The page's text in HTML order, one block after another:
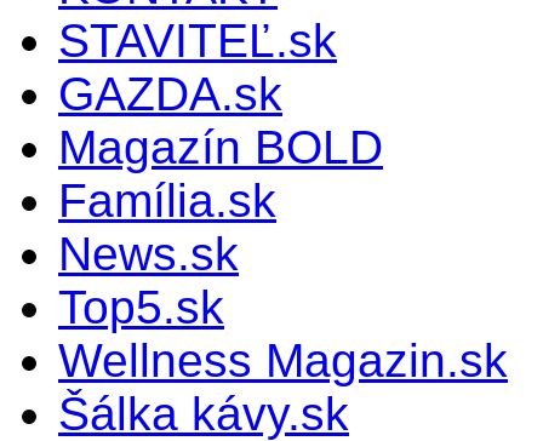
STAVITEĽ.sk
GAZDA.sk
Magazín BOLD
Família.sk
News.sk
Top5.sk
Wellness Magazin.sk
Šálka kávy.sk